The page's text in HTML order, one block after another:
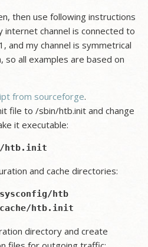
then use following instructions
internet channel is connected to
and my channel is symmetrical
so all examples are based on
from sourceforge.
file to /sbin/htb.init and change
it executable:
and cache directories:
htb
directory and create